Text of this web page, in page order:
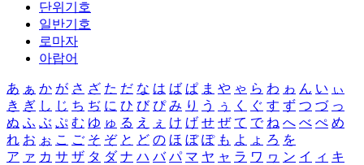
단위기호
일반기호
로마자
아랍어
あ ぁ か が さ ざ た だ な は ば ぱ ま や ゃ ら わ ゎ ん い ぃ
き ぎ し じ ち ぢ に ひ び ぴ み り う ぅ く ぐ す ず つ づ っ
ぬ ふ ぶ ぷ む ゆ ゅ る え ぇ け げ せ ぜ て で ね へ べ ぺ め
れ お ぉ こ ご そ ぞ と ど の ほ ぼ ぽ も よ ょ ろ を
ア ァ カ サ ザ タ ダ ナ ハ バ パ マ ヤ ャ ラ ワ ヮ ン イ ィ キ